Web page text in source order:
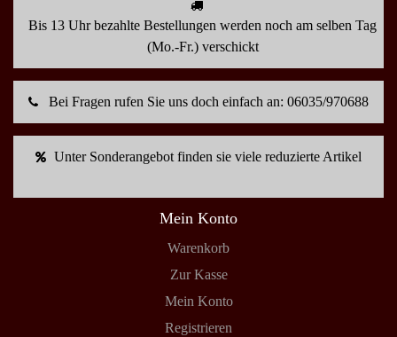
Bis 13 Uhr bezahlte Bestellungen werden noch am selben Tag
(Mo.-Fr.) verschickt
Bei Fragen rufen Sie uns doch einfach an: 06035/970688
Unter Sonderangebot finden sie viele reduzierte Artikel
Mein Konto
Warenkorb
Zur Kasse
Mein Konto
Registrieren